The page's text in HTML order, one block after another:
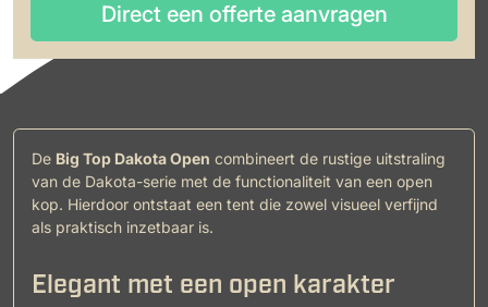
Direct een offerte aanvragen
Direct een offerte aanvragen
De Big Top Dakota Open combineert de rustige uitstraling
van de Dakota-serie met de functionaliteit van een open
kop. Hierdoor ontstaat een tent die zowel visueel verfijnd
als praktisch inzetbaar is.
Elegant met een open karakter